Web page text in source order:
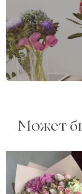
Может